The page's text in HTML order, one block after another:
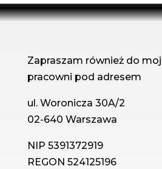
Zapraszam również do
pracowni pod adresem
ul. Woronicza 30A/2
02-640 Warszawa
NIP 5391372919
REGON 524125196